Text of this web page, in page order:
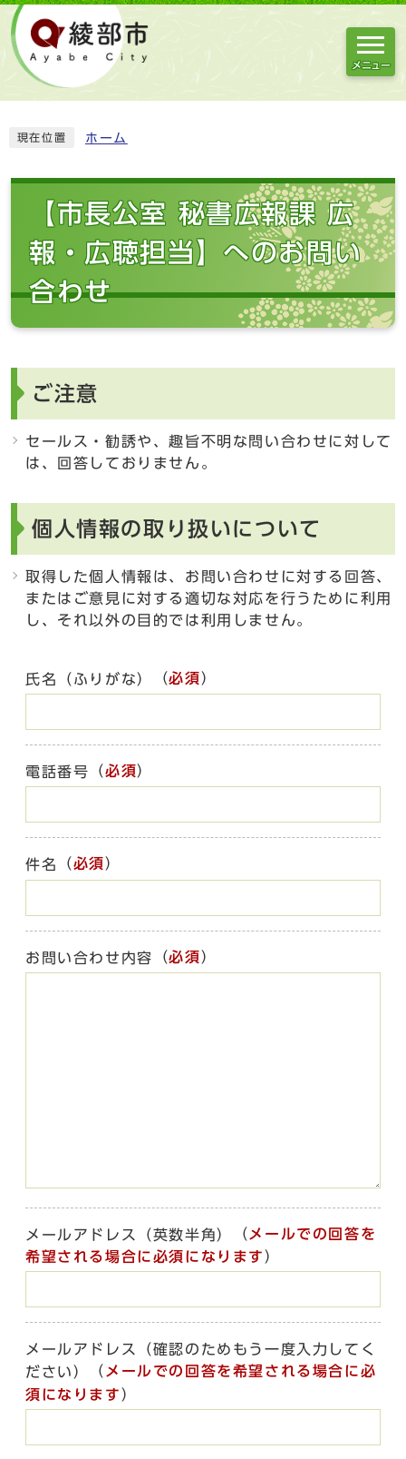
メニュー
現在位置 ホーム
【市長公室 秘書広報課 広
報・広聴担当】へのお問い
合わせ
ご注意
セールス・勧誘や、趣旨不明な問い合わせに対して
は、回答しておりません。
個人情報の取り扱いについて
取得した個人情報は、お問い合わせに対する回答、
またはご意見に対する適切な対応を行うために利用
し、それ以外の目的では利用しません。
氏名（ふりがな） （必須）
電話番号 （必須）
件名 （必須）
お問い合わせ内容 （必須）
メールアドレス（英数半角） （ メールでの回答を
希望される場合に必須になります ）
メールアドレス（確認のためもう一度入力してく
ださい）
（ メールでの回答を希望される場合に必
須になります ）